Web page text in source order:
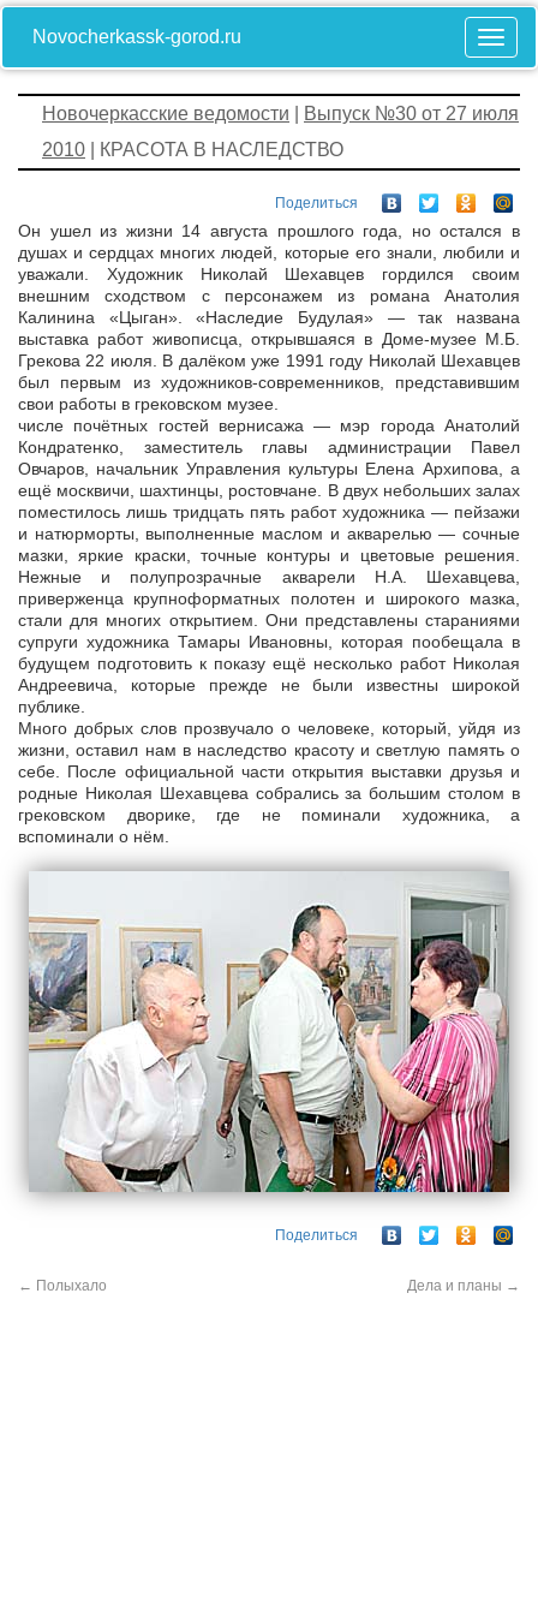
Novocherkassk-gorod.ru
Новочеркасские ведомости
Выпуск №30 от 27 июля
2010 | КРАСОТА В НАСЛЕДСТВО
Поделиться
Он ушел из жизни 14 августа прошлого года, но остался в
душах и сердцах многих людей, которые его знали, любили и
уважали. Художник Николай Шехавцев гордился своим
внешним сходством с персонажем из романа Анатолия
Калинина «Цыган». «Наследие Будулая» — так названа
выставка работ живописца, открывшаяся в Доме-музее М.Б.
Грекова 22 июля. В далёком уже 1991 году Николай Шехавцев
был первым из художников-современников, представившим
свои работы в грековском музее.
числе почётных гостей вернисажа — мэр города Анатолий
Кондратенко, заместитель главы администрации Павел
Овчаров, начальник Управления культуры Елена Архипова, а
ещё москвичи, шахтинцы, ростовчане. В двух небольших залах
поместилось лишь тридцать пять работ художника — пейзажи
и натюрморты, выполненные маслом и акварелью — сочные
мазки, яркие краски, точные контуры и цветовые решения.
Нежные и полупрозрачные акварели Н.А. Шехавцева,
приверженца крупноформатных полотен и широкого мазка,
стали для многих открытием. Они представлены стараниями
супруги художника Тамары Ивановны, которая пообещала в
будущем подготовить к показу ещё несколько работ Николая
Андреевича, которые прежде не были известны широкой
публике.
Много добрых слов прозвучало о человеке, который, уйдя из
жизни, оставил нам в наследство красоту и светлую память о
себе. После официальной части открытия выставки друзья и
родные Николая Шехавцева собрались за большим столом в
грековском дворике, где не поминали художника, а
вспоминали о нём.
Поделиться
← Полыхало Дела и планы →